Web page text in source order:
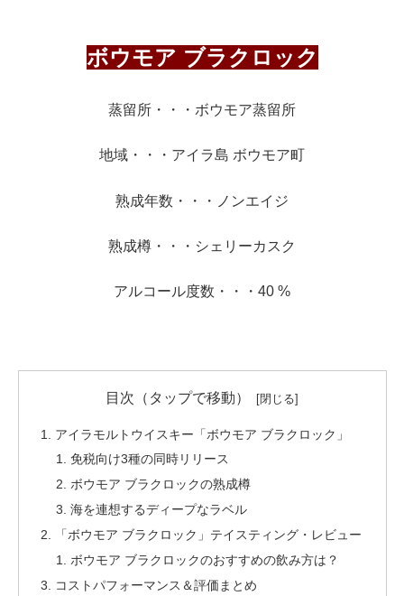
ボウモア ブラクロック
蒸留所・・・ボウモア蒸留所
地域・・・アイラ島 ボウモア町
熟成年数・・・ノンエイジ
熟成樽・・・シェリーカスク
アルコール度数・・・40 %
目次（タップで移動）
アイラモルトウイスキー「ボウモア ブラクロック」
免税向け3種の同時リリース
ボウモア ブラクロックの熟成樽
海を連想するディープなラベル
「ボウモア ブラクロック」テイスティング・レビュー
ボウモア ブラクロックのおすすめの飲み方は？
コストパフォーマンス＆評価まとめ